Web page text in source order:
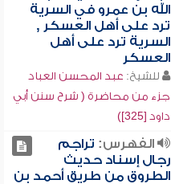
الله بن عمرو في السرية
ترد على أهل العسكر ,
السرية ترد على أهل
العسكر
للشيخ: عبد المحسن العباد
جزء من محاضرة ( شرح سنن أبي
داود [325])
الفهرس: تراجم
رجال إسناد حديث
الطروق من طريق أحمد بن